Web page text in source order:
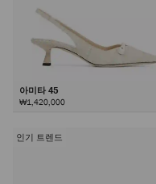
아미타 45
₩1,420,000
인기 트렌드